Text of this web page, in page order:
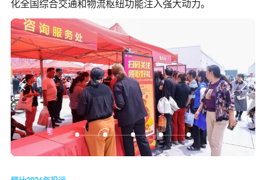
化全国综合交通和物流枢纽功能注入强大动力。